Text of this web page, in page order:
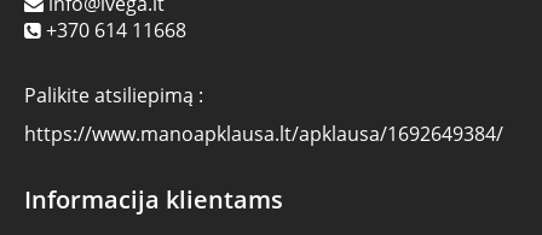
+370 614 11668
Palikite atsiliepimą :
https://www.manoapklausa.lt/apklausa/1692649384/
Informacija klientams